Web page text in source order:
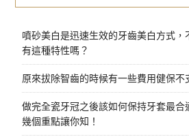
噴砂美白是迅速生效的牙齒美白方式
有這種特性嗎？
原來拔除智齒的時候有一些費用健保
做完全瓷牙冠之後該如何保持牙套最合
幾個重點讓你知！